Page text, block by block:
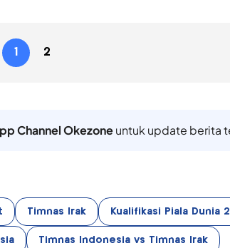
1 2
Channel Okezoneuntuk update berita
Timnas Irak Kualifikasi Piala Dunia
Timnas Indonesia vs Timnas Irak